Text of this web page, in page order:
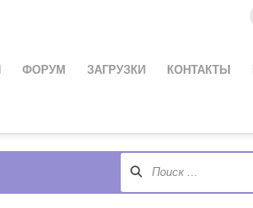
ФОРУМ ЗАГРУЗКИ КОНТАКТЫ